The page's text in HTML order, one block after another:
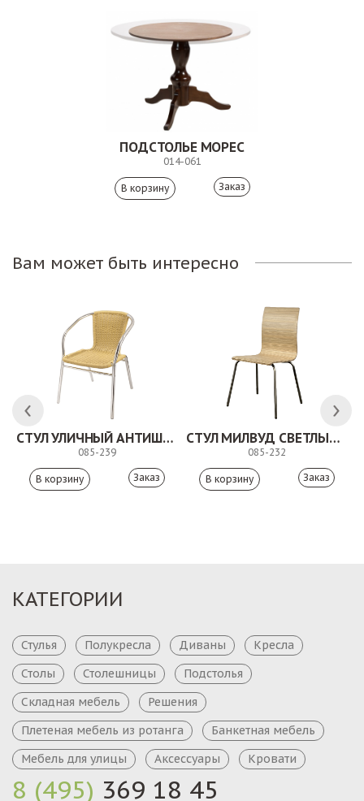
ПОДСТОЛЬЕ МОРЕС
014-061
Заказ
Вам может быть интересно
СТУЛ УЛИЧНЫЙ АНТИШОН
085-239
Заказ
СТУЛ МИЛВУД СВЕТЛЫЙ ШЕЛК
085-232
Заказ
8 (495) 369 18 45
КАТЕГОРИИ
Стулья Полукресла Диваны
Кресла
Столы
Столешницы
Подстолья
Складная мебель
Решения
Плетеная мебель из ротанга
Банкетная мебель
Мебель для улицы
Аксессуары Кровати